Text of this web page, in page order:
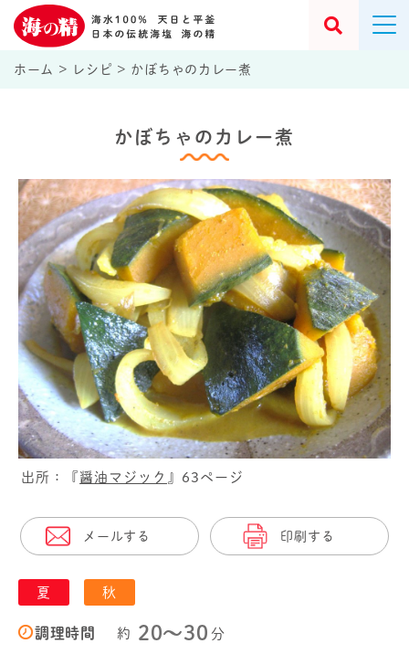
ホーム > レシピ > かぼちゃのカレー煮
かぼちゃのカレー煮
出所：『 醤油マジック 』63ページ
メールする 印刷する
夏 秋
調理時間 約 20〜30 分